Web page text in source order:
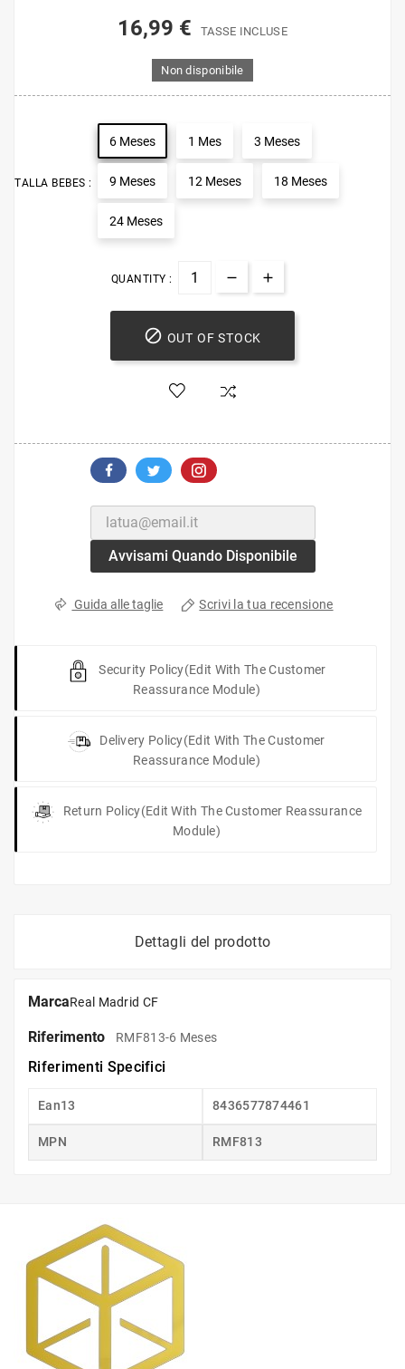
16,99 € TASSE INCLUSE
Non disponibile
TALLA BEBES :
6 Meses 1 Mes 3 Meses
9 Meses 12 Meses 18 Meses
24 Meses
QUANTITY :
 OUT OF STOCK
Avvisami Quando Disponibile
Guida alle taglie Scrivi la tua recensione
Security Policy(edit With The Customer
Reassurance Module)
Delivery Policy(edit With The Customer
Reassurance Module)
Return Policy(edit With The Customer Reassurance
Module)
Dettagli del prodotto
MarcaReal Madrid CF
Riferimento RMF813-6 Meses
Riferimenti Specifici
Ean13 8436577874461
MPN RMF813